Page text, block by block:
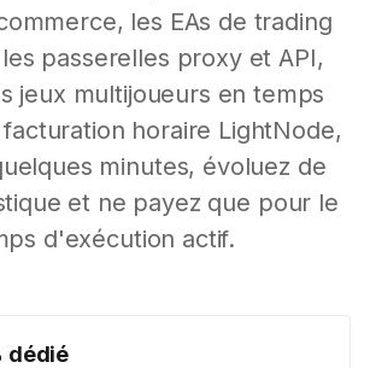
les EAs de trading
passerelles proxy et API,
jeux multijoueurs en temps
horaire LightNode,
minutes, évoluez de
et ne payez que pour le
d'exécution actif.
dédié